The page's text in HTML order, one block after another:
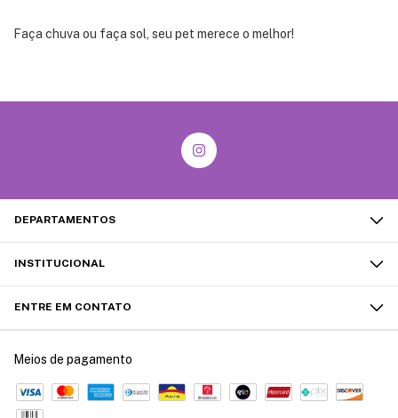
Faça chuva ou faça sol, seu pet merece o melhor!
DEPARTAMENTOS
INSTITUCIONAL
ENTRE EM CONTATO
Meios de pagamento